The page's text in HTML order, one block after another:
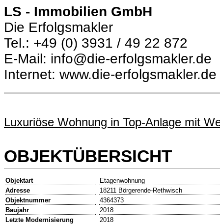
LS - Immobilien GmbH
Die Erfolgsmakler
Tel.: +49 (0) 3931 / 49 22 872
E-Mail: info@die-erfolgsmakler.de
Internet: www.die-erfolgsmakler.de
Luxuriöse Wohnung in Top-Anlage mit
OBJEKTÜBERSICHT
Objektart
Etagenwohnung
Adresse
18211 Börgerende-Rethwisch
Objektnummer
4364373
Baujahr
2018
Letzte Modernisierung
2018